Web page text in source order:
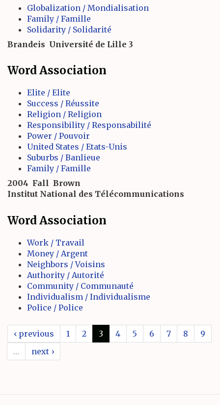
Globalization / Mondialisation
Family / Famille
Solidarity / Solidarité
Brandeis Université de Lille 3
Word Association
Elite / Elite
Success / Réussite
Religion / Religion
Responsibility / Responsabilité
Power / Pouvoir
United States / Etats-Unis
Suburbs / Banlieue
Family / Famille
2004 Fall Brown
Institut National des Télécommunications
Word Association
Work / Travail
Money / Argent
Neighbors / Voisins
Authority / Autorité
Community / Communauté
Individualism / Individualisme
Police / Police
‹ previous 1 2 3 4 5 6 7 8
9
…
next ›